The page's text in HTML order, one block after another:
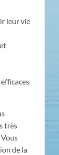
leur vie
très
de la